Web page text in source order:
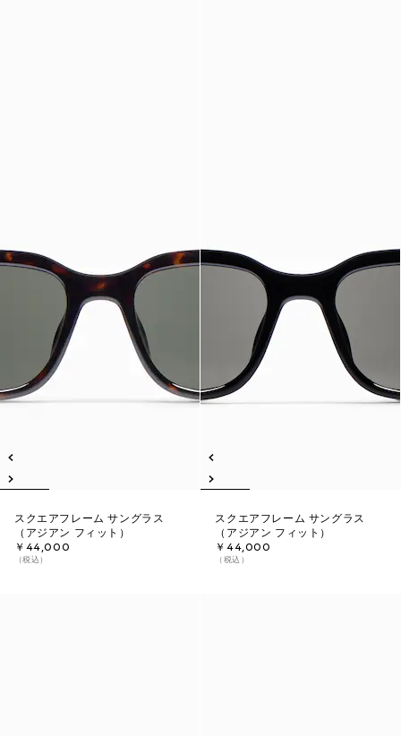
スクエアフレーム サングラス
（アジアン フィット）
￥44,000
（税込）
スクエアフレーム サングラス
（アジアン フィット）
￥44,000
（税込）